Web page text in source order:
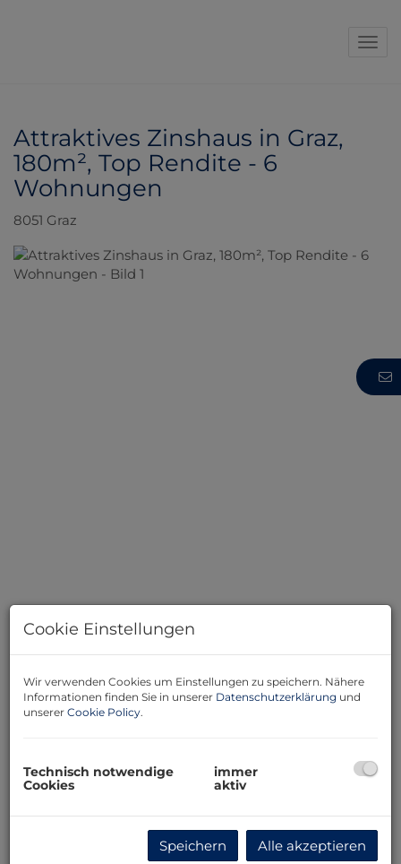
Attraktives Zinshaus in Graz,
180m², Top Rendite - 6
Wohnungen
8051 Graz
Beschreibung
Sie suchen eine sichere und lukrative Investition in der
Steiermark? Dieses charmante Zinshaus in 8051 Graz
nachhaltig und rentabel zu gestalten. Mit einer
großzügigen Wohn- und Nutzfläche von 180 m²
Cookie Einstellungen
Wir verwenden Cookies um Einstellungen zu speichern. Nähere
Informationen finden Sie in unserer Datenschutzerklärung und
unserer Cookie Policy.
Technisch notwendige
Cookies
immer
aktiv
Speichern Alle akzeptieren